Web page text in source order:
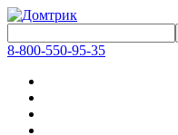
8-800-550-95-35